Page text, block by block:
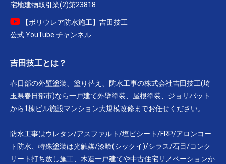
宅地建物取引業(2)第23818
【ポリウレア防水施工】吉田技工
公式 YouTube チャンネル
吉田技工とは？
春日部の外壁塗装、塗り替え、防水工事の株式会社吉田技工(埼
玉県春日部市)なら一戸建て外壁塗装、屋根塗装、ジョリパット
から1棟ビル施設マンション大規模改修までお任せください。
防水工事はウレタン/アスファルト/塩ビシート/FRP/アロンコー
ト防水、特殊塗装は光触媒/漆喰(シックイ)/シラス/石目/コンク
リート打ち放し施工、木造一戸建てや中古住宅リノベーションか